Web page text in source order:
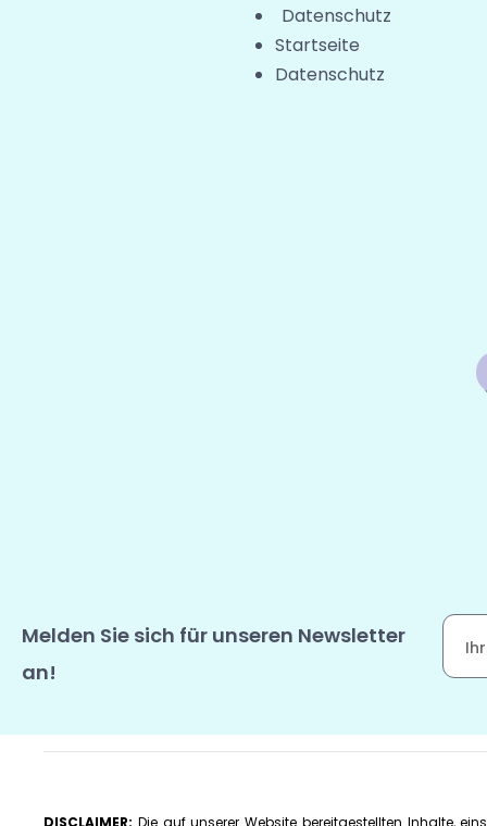
Datenschutz
Startseite
Datenschutz
Melden Sie sich für unseren Newsletter
an!